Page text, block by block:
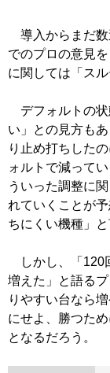
導入からまだ数
でのプロの意見
に関しては「ス
デフォルトの状
い」との見方も
り止め打ちした
ォルトで減って
ういった調整に
れていくことが
ちにくい機種」と
しかし、「120
増えた」と語る
りやすい台なら
にせよ、勝つた
となるだろう。